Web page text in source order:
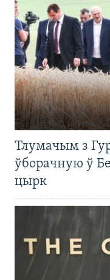
Тлумачым з
ўборачную ў
цырк